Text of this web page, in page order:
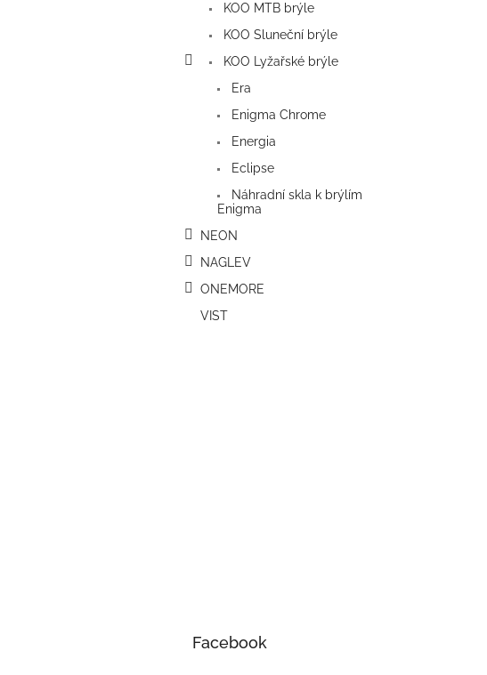
KOO MTB brýle
KOO Sluneční brýle
KOO Lyžařské brýle
Era
Enigma Chrome
Energia
Eclipse
Náhradní skla k brýlím
Enigma
NEON
NAGLEV
ONEMORE
VIST
Facebook